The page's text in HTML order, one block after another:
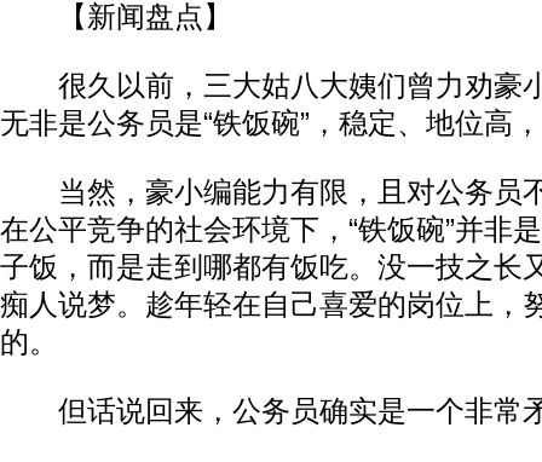
【新闻盘点】
很久以前，三大姑八大姨们曾力劝豪
无非是公务员是“铁饭碗”，稳定、地位高
当然，豪小编能力有限，且对公务员
在公平竞争的社会环境下，“铁饭碗”并非
子饭，而是走到哪都有饭吃。没一技之长
痴人说梦。趁年轻在自己喜爱的岗位上，
的。
但话说回来，公务员确实是一个非常